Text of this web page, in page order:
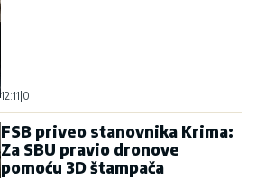
12:11|0
FSB priveo stanovnika Krima:
Za SBU pravio dronove
pomoću 3D štampača